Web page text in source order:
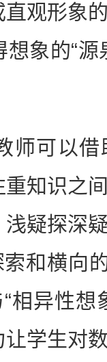
观形象
象的“源
可以借
知识之
浅疑探
和横向
相异性
学生对